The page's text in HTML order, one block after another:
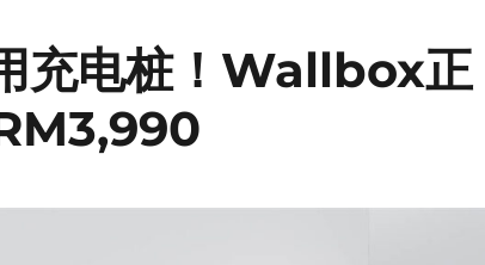
充电桩！Wallbox正